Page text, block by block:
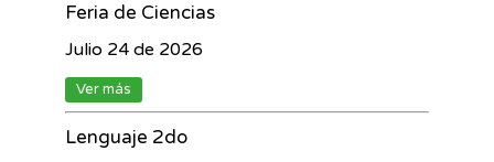
Feria de Ciencias
Julio 24 de 2026
Ver más
Lenguaje 2do